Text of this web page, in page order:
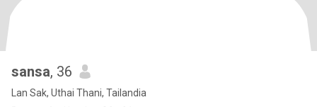
sansa, 36
Lan Sak, Uthai Thani, Tailandia